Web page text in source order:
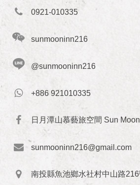
0921-010335
sunmooninn216
@sunmooninn216
+886 921010335
日月潭山慕藝旅空間 Sun
sunmooninn216@gmail.com
南投縣魚池鄉水社村中山路216